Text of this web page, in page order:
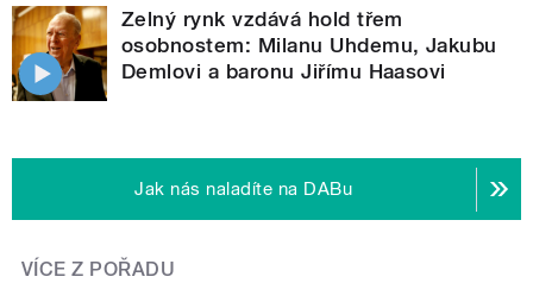
Zelný rynk vzdává hold třem
osobnostem: Milanu Uhdemu, Jakubu
Demlovi a baronu Jiřímu Haasovi
Jak nás naladíte na DABu
VÍCE Z POŘADU